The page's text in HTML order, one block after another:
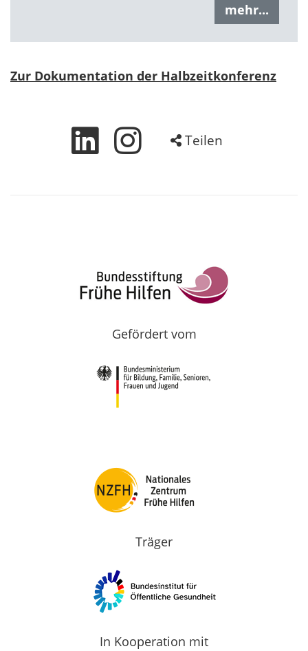
mehr...
Zur Dokumentation der Halbzeitkonferenz
Teilen
Gefördert vom
Träger
In Kooperation mit